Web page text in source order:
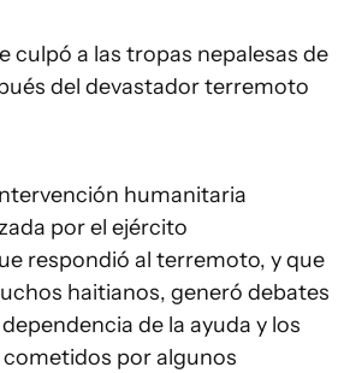
culpó a las tropas nepalesas de
del devastador terremoto
humanitaria
por el ejército
respondió al terremoto, y que
haitianos, generó debates
de la ayuda y los
por algunos